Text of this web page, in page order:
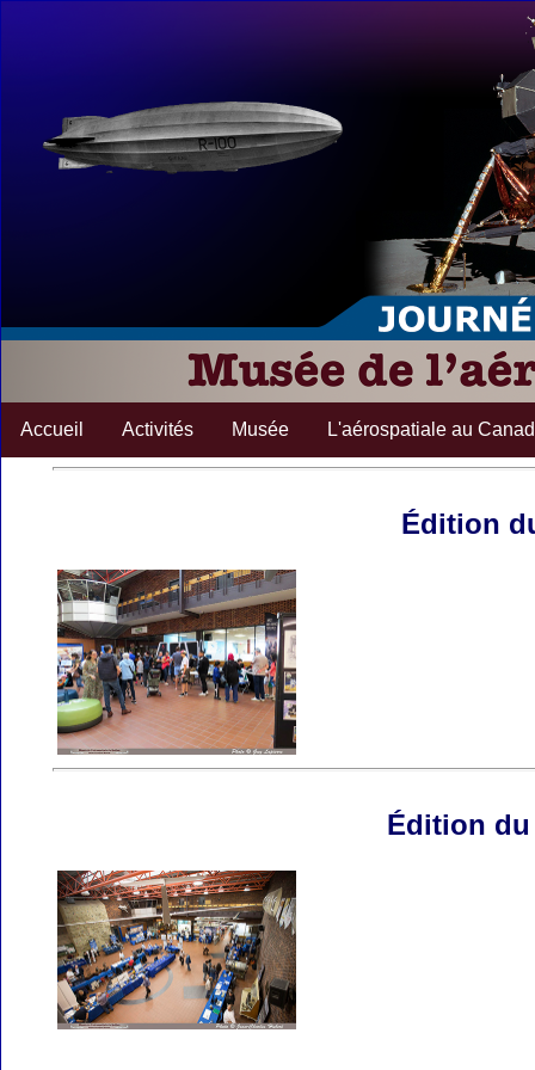
Accueil Activités Musée L'aérospatiale au
Édition
Édition du